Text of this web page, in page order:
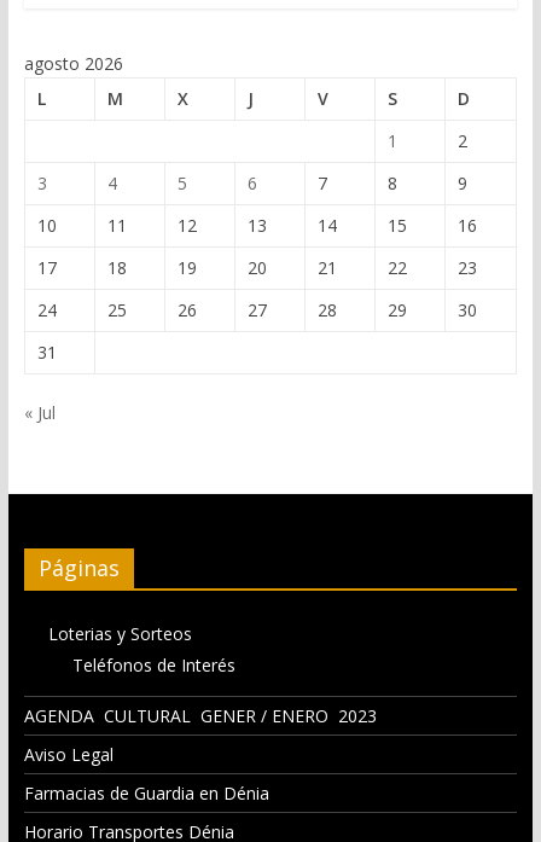
agosto 2026
L
M X J V S
D
1
2
3
4 5 6 7 8
9
10
11 12 13 14 15
16
17
18 19 20 21 22
23
24
25 26 27 28 29
30
31
« Jul
Páginas
Loterias y Sorteos
Teléfonos de Interés
AGENDA CULTURAL GENER / ENERO 2023
Aviso Legal
Farmacias de Guardia en Dénia
Horario Transportes Dénia